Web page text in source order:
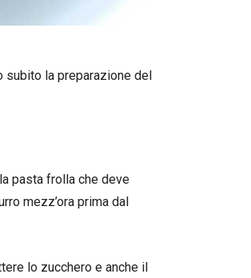
subito la preparazione del
pasta frolla che deve
mezz’ora prima dal
lo zucchero e anche il